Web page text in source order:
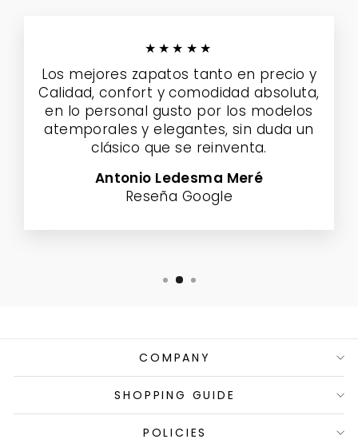
★★★★★
Los mejores zapatos tanto en precio y
Calidad, confort y comodidad absoluta,
en lo personal gusto por los modelos
atemporales y elegantes, sin duda un
clásico que se reinventa.
Antonio Ledesma Meré
Reseña Google
COMPANY
SHOPPING GUIDE
POLICIES